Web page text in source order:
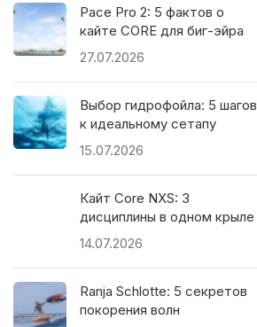
Pace Pro 2: 5 фактов о
кайте CORE для биг-эйра
27.07.2026
Выбор гидрофойла: 5 шагов
к идеальному сетапу
15.07.2026
Кайт Core NXS: 3
дисциплины в одном крыле
14.07.2026
Ranja Schlotte: 5 секретов
покорения волн